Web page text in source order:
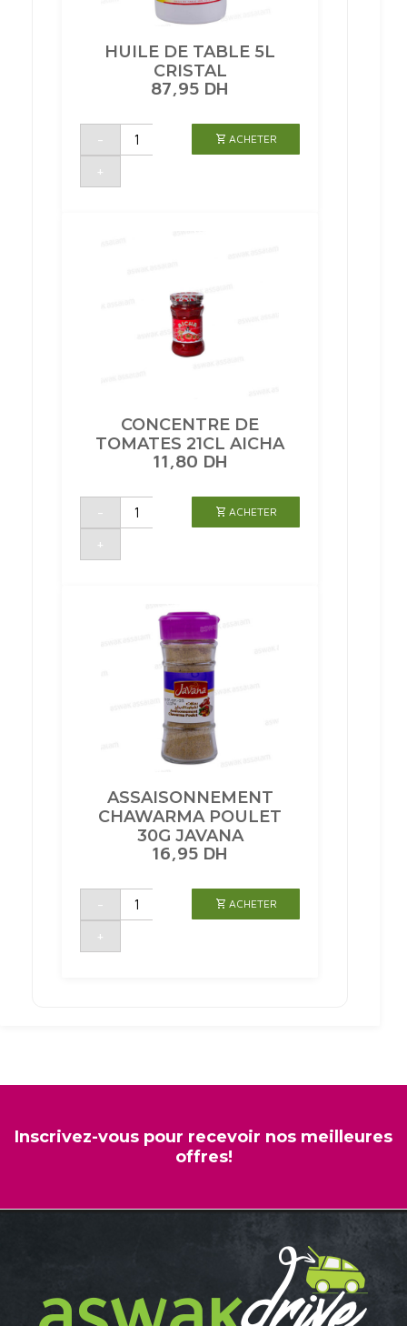
HUILE DE TABLE 5L
CRISTAL
87,95 DH
-
quantité
HUILE
5L
+
ACHETER
CONCENTRE DE
TOMATES 21CL AICHA
11,80 DH
-
quantité
CONCENTRE
21CL
+
ACHETER
ASSAISONNEMENT
CHAWARMA POULET
30G JAVANA
16,95 DH
-
quantité
ASSAISONNEMENT
30G
+
ACHETER
Inscrivez-vous pour recevoir nos meilleures
offres!